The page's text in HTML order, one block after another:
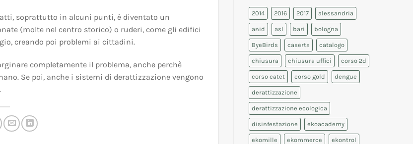
soprattutto in alcuni punti, è diventato un
(molte nel centro storico) o ruderi, come gli edifici
creando poi problemi ai cittadini.
completamente il problema, anche perchè
Se poi, anche i sistemi di derattizzazione vengono
2014 2016 2017 alessandria
anid asl bari bologna
ByeBirds caserta catalogo
chiusura chiusura uffici corso 2d
corso catet corso gold dengue
derattizzazione
derattizzazione ecologica
disinfestazione ekoacademy
ekomille ekommerce ekontrol